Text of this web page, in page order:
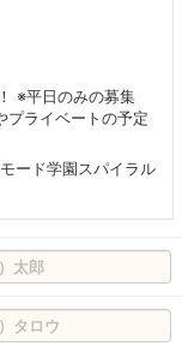
※平日のみの募集
ライベートの予定
ード学園スパイラル